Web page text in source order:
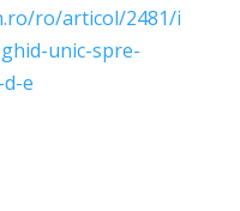
ro/articol/2481/i
unic-spre-
e